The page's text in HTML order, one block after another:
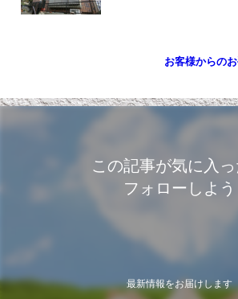
お客様からの
この記事が気に入っ
フォローしよう
最新情報をお届けします